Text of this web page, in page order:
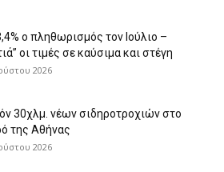
ο πληθωρισμός τον Ιούλιο –
οι τιμές σε καύσιμα και στέγη
2026
30χλμ. νέων σιδηροτροχιών στο
της Αθήνας
2026